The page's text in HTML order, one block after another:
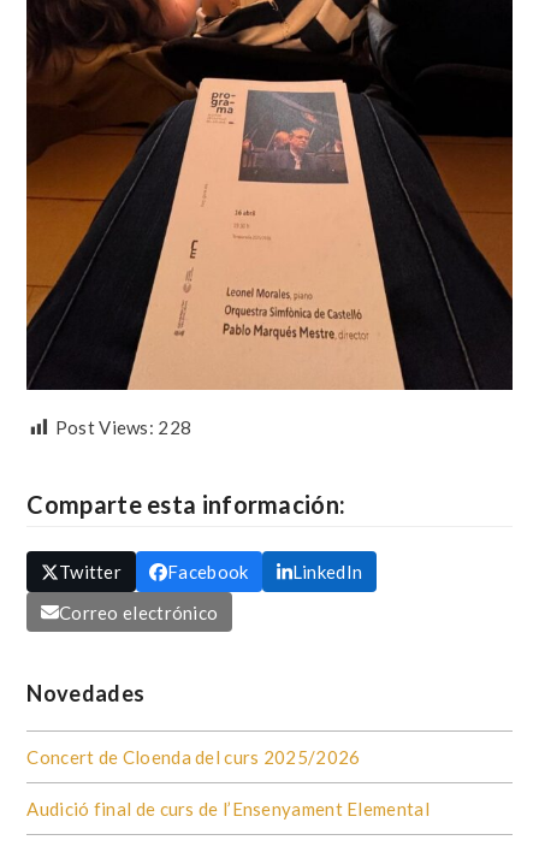
Post Views: 228
Comparte esta información:
Twitter Facebook
LinkedIn
Correo electrónico
Novedades
Concert de Cloenda del curs 2025/2026
Audició final de curs de l’Ensenyament Elemental